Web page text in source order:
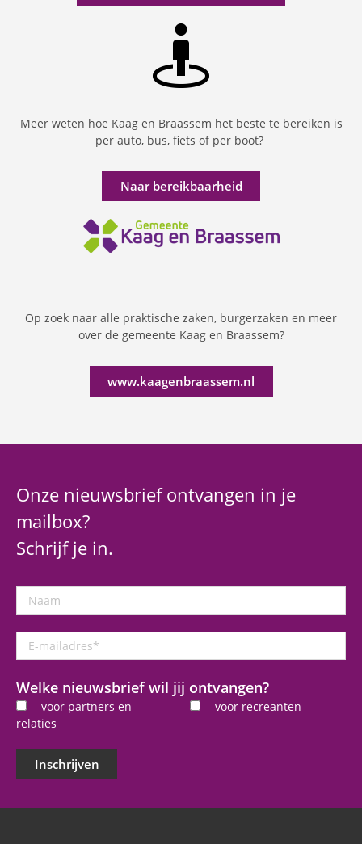
Meer weten hoe Kaag en Braassem het beste te bereiken is
per auto, bus, fiets of per boot?
Naar bereikbaarheid
Op zoek naar alle praktische zaken, burgerzaken en meer
over de gemeente Kaag en Braassem?
www.kaagenbraassem.nl
Onze nieuwsbrief ontvangen in je
mailbox?
Schrijf je in.
Naam
mailadres
Welke nieuwsbrief wil jij ontvangen?
voor partners en
relaties
voor recreanten
Inschrijven